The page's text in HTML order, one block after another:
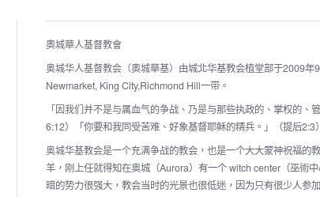
奧城華人基督教會
奥城华人基督教会（奧城華基） 由城北华基教会植堂部于2009
Newmarket, King City,Richmond Hill一带。
「因我们并不是与属血气的争战、乃是与那些执政的、掌权的、
6:12）「你要和我同受苦难、好象基督耶稣的精兵。」（提后2:3）
奥城华基教会是一个充满争战的教会，也是一个大大蒙神祝福的
羊，刚上任就得知在奥城（Aurora）有一个 witch center（巫術
暗的势力很强大，教会当时的光景也很低迷，因为只有很少人参